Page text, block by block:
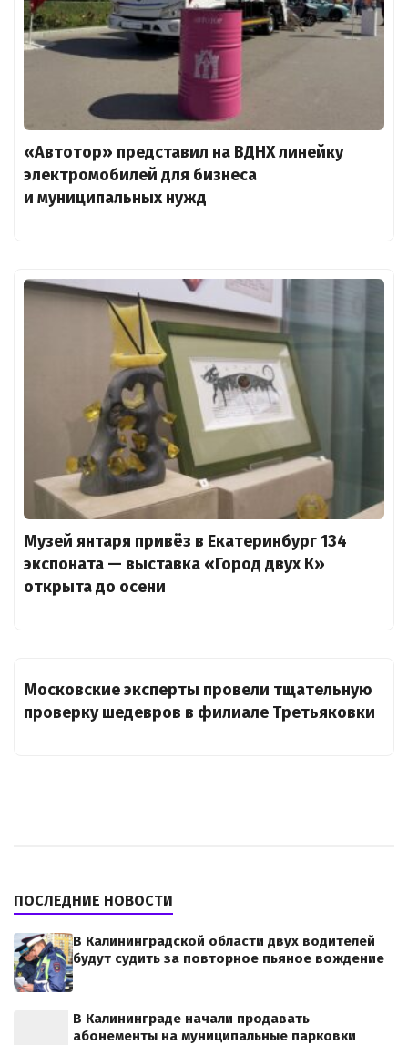
«Автотор» представил на ВДНХ линейку
электромобилей для бизнеса
и муниципальных нужд
Музей янтаря привёз в Екатеринбург 134
экспоната — выставка «Город двух К»
открыта до осени
Московские эксперты провели тщательную
проверку шедевров в филиале Третьяковки
ПОСЛЕДНИЕ НОВОСТИ
В Калининградской области двух водителей
будут судить за повторное пьяное вождение
В Калининграде начали продавать
абонементы на муниципальные парковки